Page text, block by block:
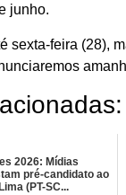
junho.
sexta-feira (28),
2026: Mídias
pré-candidato ao
(PT-SC...